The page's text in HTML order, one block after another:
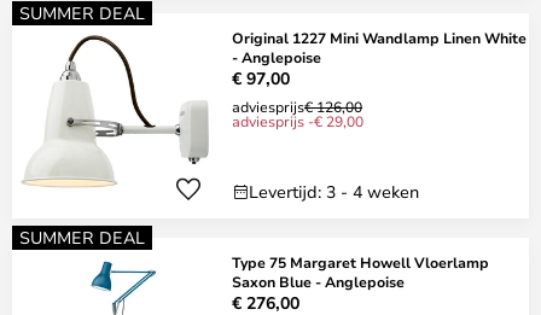
SUMMER DEAL
Original 1227 Mini Wandlamp Linen White
- Anglepoise
€ 97,00
adviesprijs€ 126,00
adviesprijs -€ 29,00
Levertijd: 3 - 4 weken
SUMMER DEAL
Type 75 Margaret Howell Vloerlamp
Saxon Blue - Anglepoise
€ 276,00